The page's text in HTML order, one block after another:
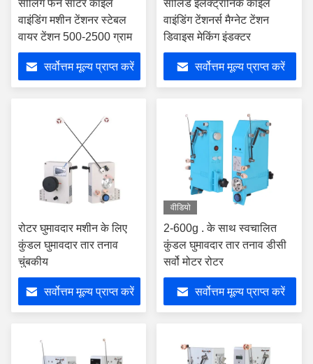
सीलिंग फैन सॉटर कॉइल
वाइंडिंग मशीन टेंशनर स्टेबल
वायर टेंशन 500-2500 ग्राम
सर्वोत्तम मूल्य प्राप्त करें
सॉलिड इलेक्ट्रॉनिक कॉइल
वाइंडिंग टेंशनर्स मैग्नेट टेंशन
डिवाइस मेकिंग इंडक्टर
सर्वोत्तम मूल्य प्राप्त करें
रोटर घुमावदार मशीन के लिए
कुंडल घुमावदार तार तनाव
चुंबकीय
सर्वोत्तम मूल्य प्राप्त करें
वीडियो
2-600g . के साथ स्वचालित
कुंडल घुमावदार तार तनाव डीसी
सर्वो मोटर रोटर
सर्वोत्तम मूल्य प्राप्त करें